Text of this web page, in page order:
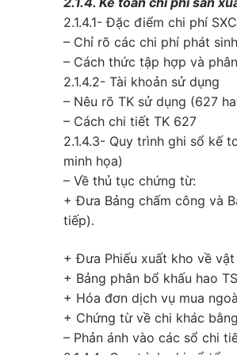
2.1.4.1- Đặc điểm chi phí SXC
– Chỉ rõ các chi phí phát
– Cách thức tập hợp và
2.1.4.2- Tài khoản sử dụng
– Nêu rõ TK sử dụng (627
– Cách chi tiết TK 627
2.1.4.3- Quy trình ghi sổ kế
minh họa)
– Về thủ tục chứng từ:
+ Đưa Bảng chấm công và
tiếp).
+ Đưa Phiếu xuất kho về
+ Bảng phân bổ khấu hao
+ Hóa đơn dịch vụ mua
+ Chứng từ về chi khác
– Phản ánh vào các sổ chi